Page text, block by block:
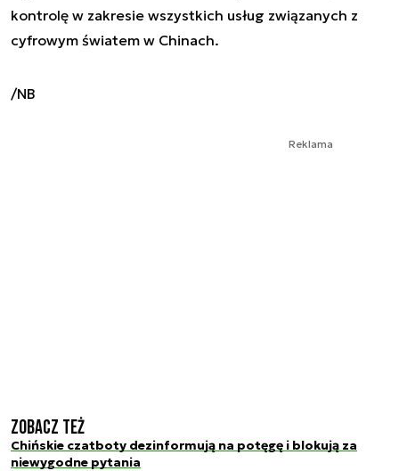
kontrolę w zakresie wszystkich usług związanych z
cyfrowym światem w Chinach.
/NB
Reklama
Zobacz też
Chińskie czatboty dezinformują na potęgę i blokują za
niewygodne pytania